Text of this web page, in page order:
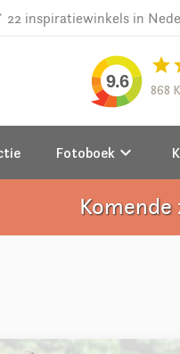
22 inspiratiewinkels in
9.6
star
868
Fotoboekkeyboard_arrow_down